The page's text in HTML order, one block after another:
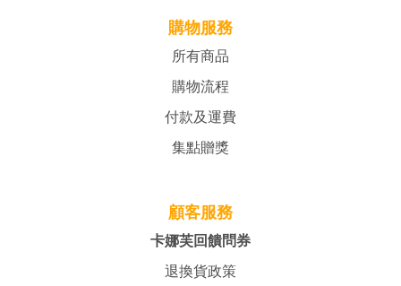
購物服務
所有商品
購物流程
付款及運費
集點贈獎
顧客服務
卡娜芙回饋問券
退換貨政策